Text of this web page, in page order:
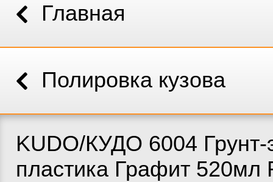
Главная
Полировка кузова
KUDO/КУДО 6004
пластика Графит 520мл